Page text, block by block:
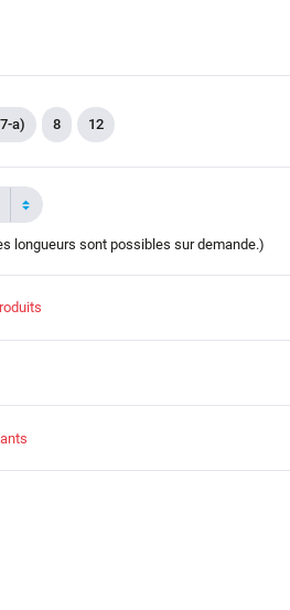
a) 8 12
longueurs sont possibles sur demande.)